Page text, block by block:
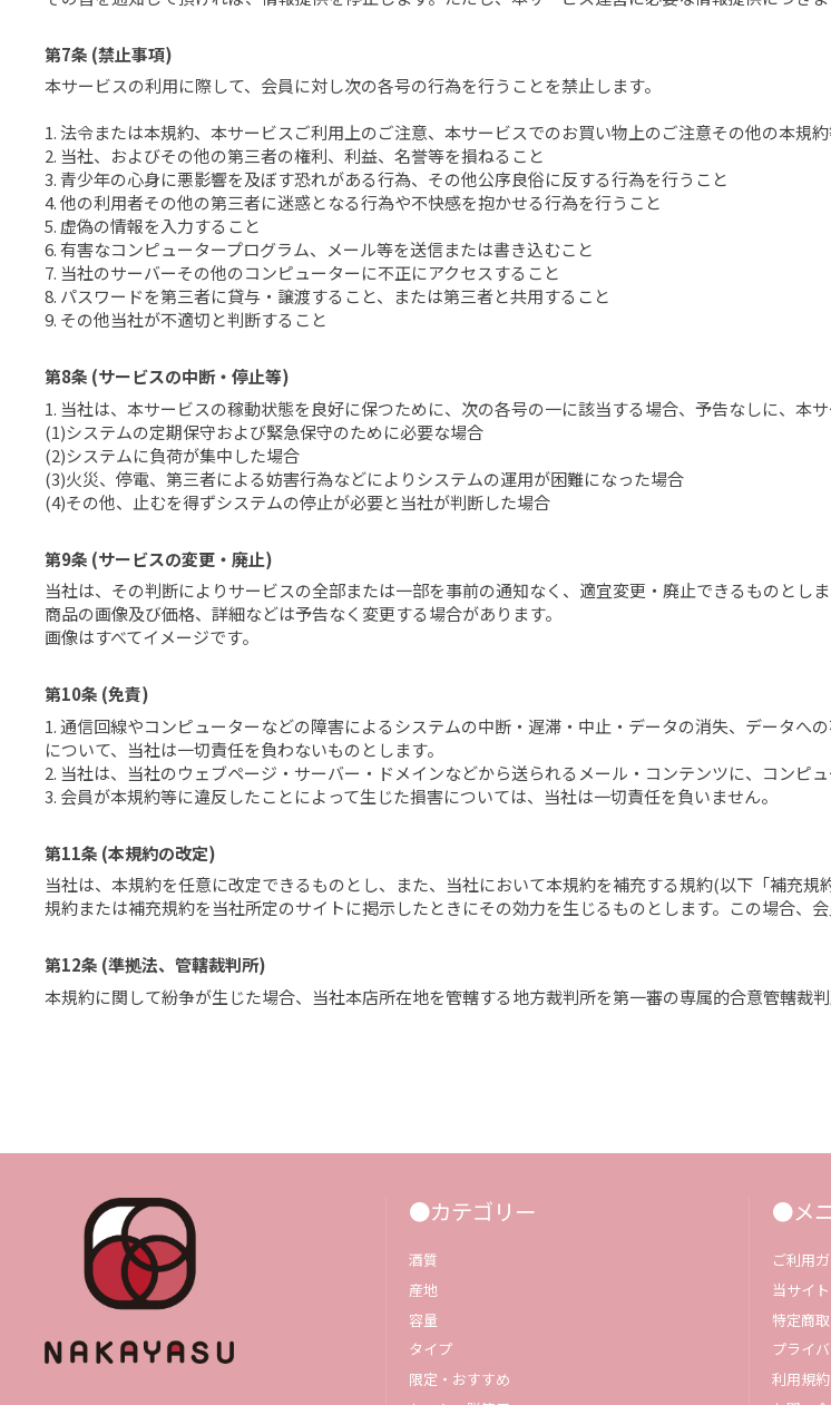
第7条 (禁止事項)
本サービスの利用に際して、会員に対し次の各号の行為を行うことを禁止します。
1. 法令または本規約、本サービスご利用上のご注意、本サービスでのお買い物上のご注意その他の本規
2. 当社、およびその他の第三者の権利、利益、名誉等を損ねること
3. 青少年の心身に悪影響を及ぼす恐れがある行為、その他公序良俗に反する行為を行うこと
4. 他の利用者その他の第三者に迷惑となる行為や不快感を抱かせる行為を行うこと
5. 虚偽の情報を入力すること
6. 有害なコンピュータープログラム、メール等を送信または書き込むこと
7. 当社のサーバーその他のコンピューターに不正にアクセスすること
8. パスワードを第三者に貸与・譲渡すること、または第三者と共用すること
9. その他当社が不適切と判断すること
第8条 (サービスの中断・停止等)
1. 当社は、本サービスの稼動状態を良好に保つために、次の各号の一に該当する場合、予告なしに、本
(1)システムの定期保守および緊急保守のために必要な場合
(2)システムに負荷が集中した場合
(3)火災、停電、第三者による妨害行為などによりシステムの運用が困難になった場合
(4)その他、止むを得ずシステムの停止が必要と当社が判断した場合
第9条 (サービスの変更・廃止)
当社は、その判断によりサービスの全部または一部を事前の通知なく、適宜変更・廃止できるものとしま
商品の画像及び価格、詳細などは予告なく変更する場合があります。
画像はすべてイメージです。
第10条 (免責)
1. 通信回線やコンピューターなどの障害によるシステムの中断・遅滞・中止・データの消失、データ
について、当社は一切責任を負わないものとします。
2. 当社は、当社のウェブページ・サーバー・ドメインなどから送られるメール・コンテンツに、コンピ
3. 会員が本規約等に違反したことによって生じた損害については、当社は一切責任を負いません。
第11条 (本規約の改定)
当社は、本規約を任意に改定できるものとし、また、当社において本規約を補充する規約(以下「補充
規約または補充規約を当社所定のサイトに掲示したときにその効力を生じるものとします。この場合、
第12条 (準拠法、管轄裁判所)
本規約に関して紛争が生じた場合、当社本店所在地を管轄する地方裁判所を第一審の専属的合意管轄裁判
●カテゴリー
酒質
産地
容量
タイプ
限定・おすすめ
●メ
ご利用
当サイ
特定商
プライ
利用規約